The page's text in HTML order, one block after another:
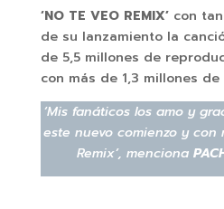
‘NO TE VEO REMIX’con tan
de su lanzamiento la
de 5,5 millones de
con más de 1,3 millones
‘Mis fanáticos los amo y
este nuevo comienzo y con
Remix’, menciona